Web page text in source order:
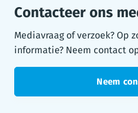
Contacteer ons
Mediavraag of verzoek? Op
informatie? Neem contact
Neem